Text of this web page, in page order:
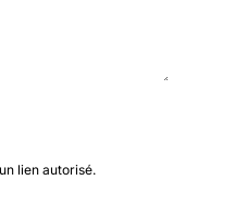
lien autorisé.